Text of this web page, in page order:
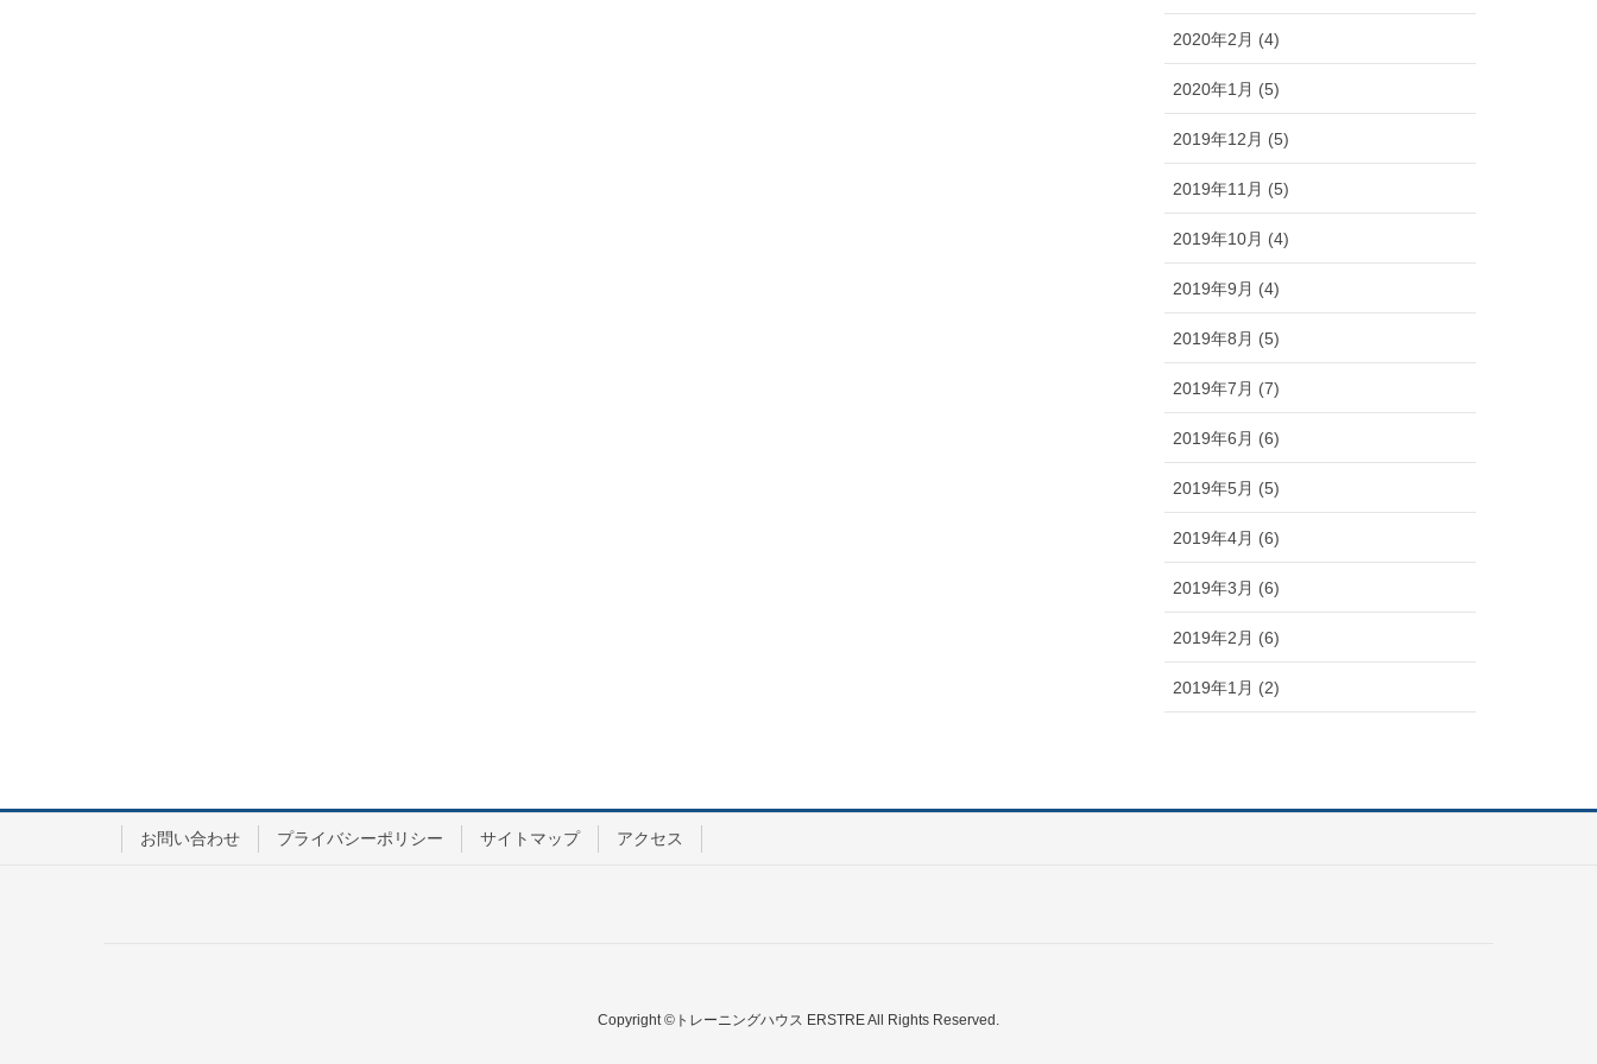
2020年2月 (4)
2020年1月 (5)
2019年12月 (5)
2019年11月 (5)
2019年10月 (4)
2019年9月 (4)
2019年8月 (5)
2019年7月 (7)
2019年6月 (6)
2019年5月 (5)
2019年4月 (6)
2019年3月 (6)
2019年2月 (6)
2019年1月 (2)
お問い合わせ プライバシーポリシー サイトマップ アクセス
Copyright ©トレーニングハウス ERSTRE All Rights Reserved.